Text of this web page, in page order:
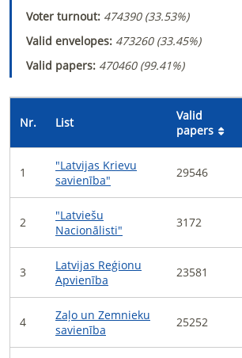
Voter turnout: 474390(33.53%)
Valid envelopes: 473260(33.45%)
Valid papers: 470460(99.41%)
Nr. List
Valid
papers
1
"Latvijas Krievu
savienība"
29546
2
"Latviešu
Nacionālisti"
3172
3
Latvijas Reģionu
Apvienība
23581
4
Zaļo un Zemnieku
savienība
25252